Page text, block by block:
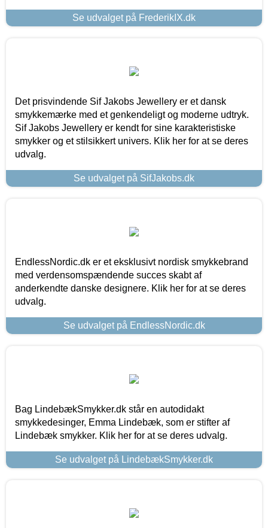
Se udvalget på FrederikIX.dk
Det prisvindende Sif Jakobs Jewellery er et dansk
smykkemærke med et genkendeligt og moderne udtryk.
Sif Jakobs Jewellery er kendt for sine karakteristiske
smykker og et stilsikkert univers. Klik her for at se deres
udvalg.
Se udvalget på SifJakobs.dk
EndlessNordic.dk er et eksklusivt nordisk smykkebrand
med verdensomspændende succes skabt af
anderkendte danske designere. Klik her for at se deres
udvalg.
Se udvalget på EndlessNordic.dk
Bag LindebækSmykker.dk står en autodidakt
smykkedesinger, Emma Lindebæk, som er stifter af
Lindebæk smykker. Klik her for at se deres udvalg.
Se udvalget på LindebækSmykker.dk